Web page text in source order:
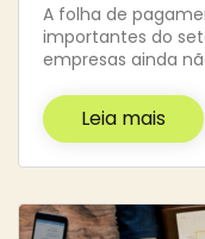
A folha de
importantes do
empresas ainda
Leia mais